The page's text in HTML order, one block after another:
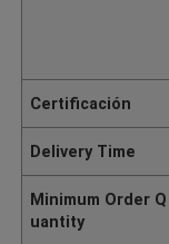
Certificación
Delivery Time
Minimum Order Q
uantity